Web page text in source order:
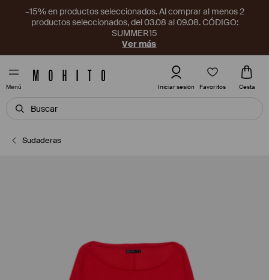
–15% en productos seleccionados. Al comprar al menos 2
productos seleccionados, del 03.08 al 09.08. CÓDIGO:
SUMMER15
Ver más
Menú Iniciar sesión Favoritos Cesta
Sudaderas